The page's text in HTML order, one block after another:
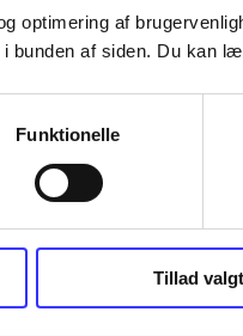
optimering af
bunden af siden. Du kan
Funktionelle
Tillad